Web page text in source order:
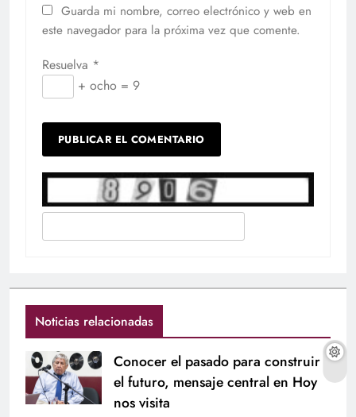
Guarda mi nombre, correo electrónico y web en
este navegador para la próxima vez que comente.
Resuelva *
+ ocho = 9
Noticias relacionadas
Conocer el pasado para construir
el futuro, mensaje central en Hoy
nos visita